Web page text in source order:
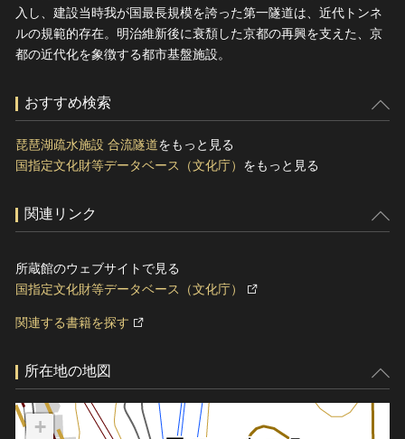
入し、建設当時我が国最長規模を誇った第一隧道は、近代トンネ
ルの規範的存在。明治維新後に衰頽した京都の再興を支えた、京
都の近代化を象徴する都市基盤施設。
おすすめ検索
琵琶湖疏水施設 合流隧道をもっと見る
国指定文化財等データベース（文化庁） をもっと見る
関連リンク
所蔵館のウェブサイトで見る
国指定文化財等データベース（文化庁）
関連する書籍を探す
所在地の地図
+